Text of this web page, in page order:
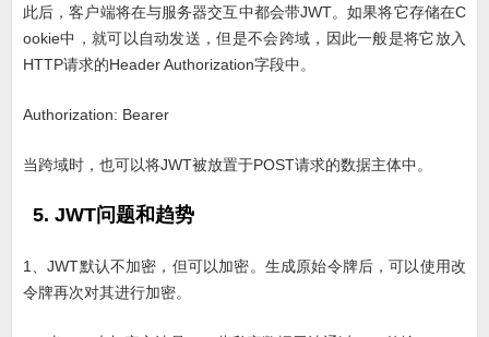
此后，客户端将在与服务器交互中都会带JWT。如果将它存储在C
ookie中，就可以自动发送，但是不会跨域，因此一般是将它放入
HTTP请求的Header Authorization字段中。
Authorization: Bearer
当跨域时，也可以将JWT被放置于POST请求的数据主体中。
5. JWT问题和趋势
1、JWT默认不加密，但可以加密。生成原始令牌后，可以使用改
令牌再次对其进行加密。